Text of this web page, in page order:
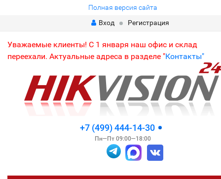
Полная версия сайта
Вход
Регистрация
Уважаемые клиенты! С 1 января наш офис и склад
переехали. Актуальные адреса в разделе "Контакты"
+7 (499) 444-14-30
Пн—Пт 09:00—18:00